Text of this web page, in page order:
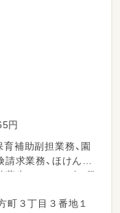
円
補助副担業務、園
請求業務、ほけんだ
蘇生やアレルギー発
子どもの情報も相
町３丁目３番地１